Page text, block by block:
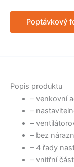
Poptávkový
Popis produktu
– venkovní
–
–
– bez
– 4 řady
– vnitřní